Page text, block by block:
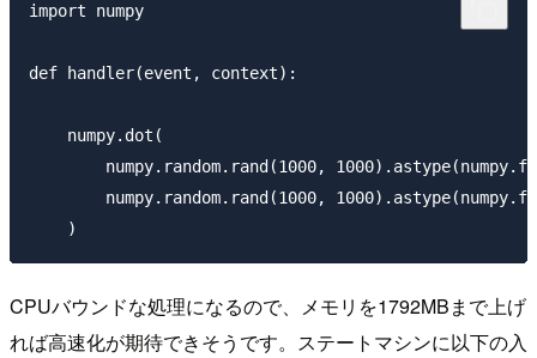
import numpy
def handler(event, context):
    numpy.dot(
numpy.random.rand(1000,
numpy.random.rand(1000,
CPUバウンドな処理になるので、メモリを1792MBまで上げ
れば高速化が期待できそうです。ステートマシンに以下の入